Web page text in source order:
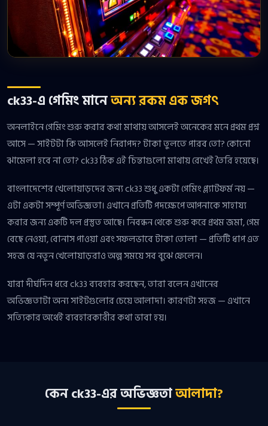
ck33-এ গেমিং মানেঅন্য রকম এক জগৎ
অনলাইনে গেমিং শুরু করার কথা মাথায় আসলেই অনেকের মনে প্রথম প্রশ্ন
আসে — সাইটটা কি আসলেই নিরাপদ? টাকা তুলতে পারব তো? কোনো
ঝামেলা হবে না তো? ck33 ঠিক এই চিন্তাগুলো মাথায় রেখেই তৈরি হয়েছে।
বাংলাদেশের খেলোয়াড়দের জন্য ck33 শুধু একটা গেমিং প্ল্যাটফর্ম নয় —
এটা একটা সম্পূর্ণ অভিজ্ঞতা। এখানে প্রতিটি পদক্ষেপে আপনাকে সাহায্য
করার জন্য একটি দল প্রস্তুত আছে। নিবন্ধন থেকে শুরু করে প্রথম জমা, গেম
বেছে নেওয়া, বোনাস পাওয়া এবং সফলভাবে টাকা তোলা — প্রতিটি ধাপ এত
সহজ যে নতুন খেলোয়াড়রাও অল্প সময়ে সব বুঝে ফেলেন।
যারা দীর্ঘদিন ধরে ck33 ব্যবহার করছেন, তারা বলেন এখানের
অভিজ্ঞতাটা অন্য সাইটগুলোর চেয়ে আলাদা। কারণটা সহজ — এখানে
সত্যিকার অর্থেই ব্যবহারকারীর কথা ভাবা হয়।
কেন ck33-এর অভিজ্ঞতাআলাদা?